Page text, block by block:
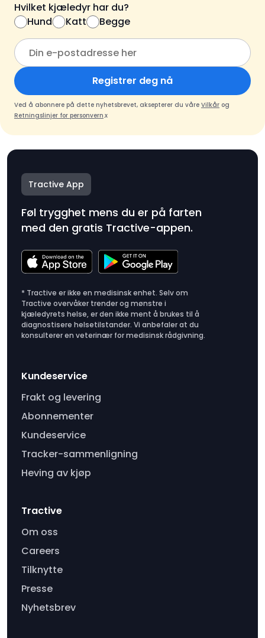
Hvilket kjæledyr har du?
Hund
Katt Begge
Registrer deg nå
Ved å abonnere på dette nyhetsbrevet, aksepterer du våre Vilkår og
Retningslinjer for personvern.x
Tractive App
Føl trygghet mens du er på farten
med den gratis Tractive-appen.
* Tractive er ikke en medisinsk enhet. Selv om
Tractive overvåker trender og mønstre i
kjæledyrets helse, er den ikke ment å brukes til å
diagnostisere helsetilstander. Vi anbefaler at du
konsulterer en veterinær for medisinsk rådgivning.
Kundeservice
Frakt og levering
Abonnementer
Kundeservice
Tracker-sammenligning
Heving av kjøp
Tractive
Om oss
Careers
Tilknytte
Presse
Nyhetsbrev